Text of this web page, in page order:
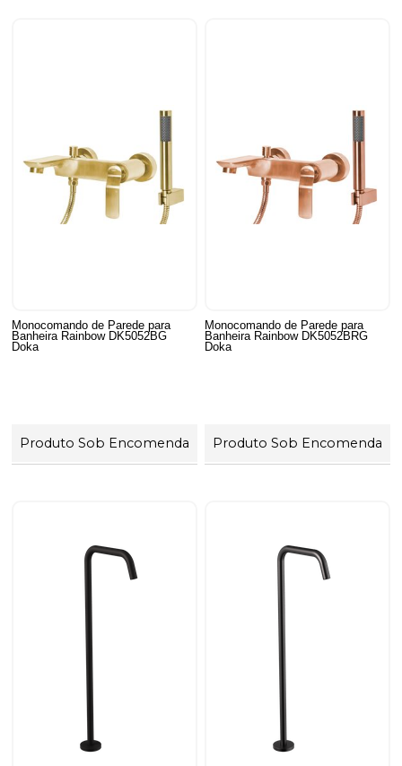
Monocomando de Parede para
Banheira Rainbow DK5052BG
Doka
Produto Sob Encomenda
Monocomando de Parede para
Banheira Rainbow DK5052BRG
Doka
Produto Sob Encomenda